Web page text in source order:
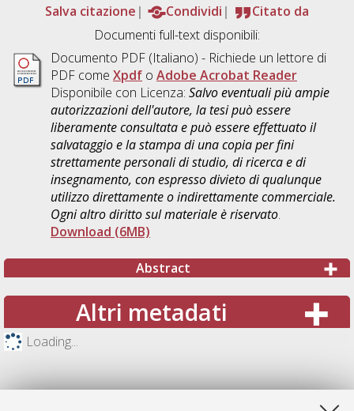
Salva citazione
Condividi
Citato da
Documenti full-text disponibili:
Documento PDF(Italiano) - Richiede un lettore di
PDF come Xpdfo Adobe Acrobat Reader
Disponibile con Licenza: Salvo eventuali più ampie
autorizzazioni dell'autore, la tesi può essere
liberamente consultata e può essere effettuato il
salvataggio e la stampa di una copia per fini
strettamente personali di studio, di ricerca e di
insegnamento, con espresso divieto di qualunque
utilizzo direttamente o indirettamente commerciale.
Ogni altro diritto sul materiale è riservato.
Download (6MB)
Abstract
Altri metadati
Loading...